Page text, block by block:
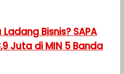
Bisnis? SAPA
Juta di MIN 5 Banda